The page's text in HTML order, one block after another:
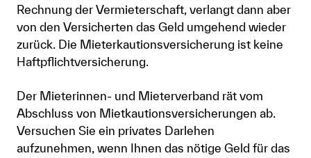
Rechnung der Vermieterschaft, verlangt dann aber
von den Versicherten das Geld umgehend wieder
zurück. Die Mieterkautionsversicherung ist keine
Haftpflichtversicherung.
Der Mieterinnen- und Mieterverband rät vom
Abschluss von Mietkautionsversicherungen ab.
Versuchen Sie ein privates Darlehen
aufzunehmen, wenn Ihnen das nötige Geld für das